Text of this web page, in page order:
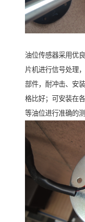
油位传感器采用优
片机进行信号处理
部件，耐冲击、安
格比好；可安装在
等油位进行准确的测